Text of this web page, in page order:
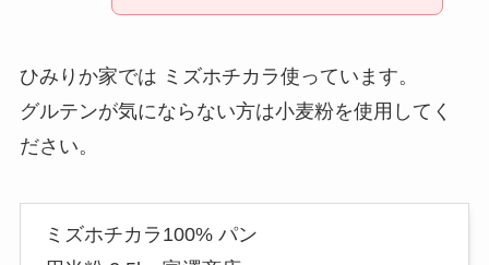
ひみりか家では ミズホチカラ使っています。
グルテンが気にならない方は小麦粉を使用してく
ださい。
ミズホチカラ100% パン